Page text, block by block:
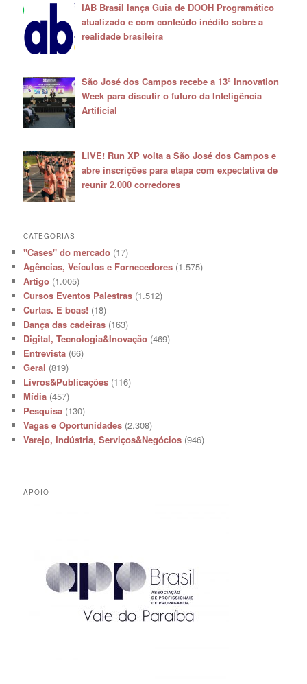
IAB Brasil lança Guia de DOOH Programático
atualizado e com conteúdo inédito sobre a
realidade brasileira
São José dos Campos recebe a 13ª Innovation
Week para discutir o futuro da Inteligência
Artificial
LIVE! Run XP volta a São José dos Campos e
abre inscrições para etapa com expectativa de
reunir 2.000 corredores
CATEGORIAS
"Cases" do mercado (17)
Agências, Veículos e Fornecedores (1.575)
Artigo (1.005)
Cursos Eventos Palestras (1.512)
Curtas. E boas! (18)
Dança das cadeiras (163)
Digital, Tecnologia&Inovação (469)
Entrevista (66)
Geral (819)
Livros&Publicações (116)
Mídia (457)
Pesquisa (130)
Vagas e Oportunidades (2.308)
Varejo, Indústria, Serviços&Negócios (946)
APOIO